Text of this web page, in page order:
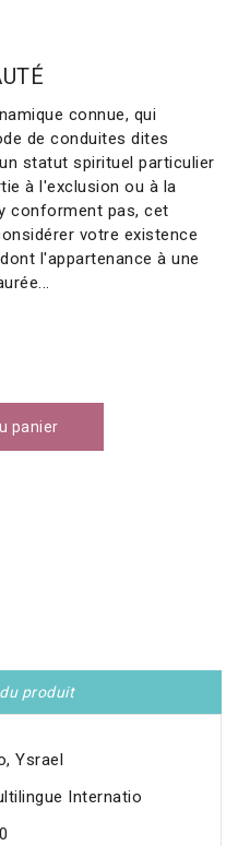
connue, qui
de conduites dites
statut spirituel particulier
à l'exclusion ou à la
conforment pas, cet
votre existence
l'appartenance à une
panier
produit
Ysrael
Internatio